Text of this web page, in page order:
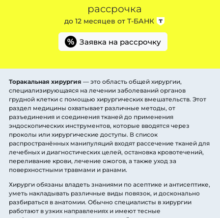
рассрочка
до 12 месяцев от Т-БАНК
% Заявка на рассрочку
Торакальная хирургия — это область общей хирургии,
специализирующаяся на лечении заболеваний органов
грудной клетки с помощью хирургических вмешательств. Этот
раздел медицины охватывает различные методы, от
разъединения и соединения тканей до применения
эндоскопических инструментов, которые вводятся через
проколы или хирургические доступы. В список
распространённых манипуляций входят рассечение тканей для
лечебных и диагностических целей, остановка кровотечений,
переливание крови, лечение ожогов, а также уход за
поверхностными травмами и ранами.
Хирурги обязаны владеть знаниями по асептике и антисептике,
уметь накладывать различные виды повязок, и досконально
разбираться в анатомии. Обычно специалисты в хирургии
работают в узких направлениях и имеют тесные